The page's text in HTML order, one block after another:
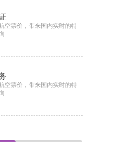
空票价，带来国内实时的特
空票价，带来国内实时的特